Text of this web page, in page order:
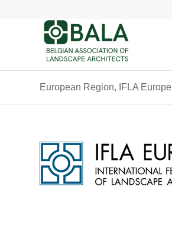
European Region, IFLA Europe